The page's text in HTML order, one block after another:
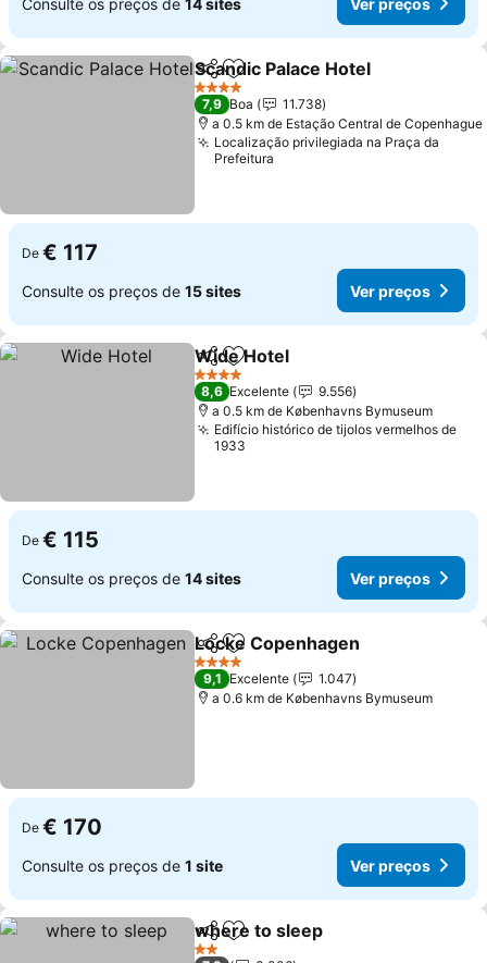
PartilharAdicionar aos favoritos
Scandic Palace Hotel
4 Estrelas
7,9 Boa
11.738
a 0.5 km de Estação Central de Copenhague
Localização privilegiada na Praça da
Prefeitura
De € 117
Consulte os preços de 15 sites Ver preços
PartilharAdicionar aos favoritos
Wide Hotel
4 Estrelas
8,6 Excelente
9.556
a 0.5 km de Københavns Bymuseum
Edifício histórico de tijolos vermelhos de
1933
De € 115
Consulte os preços de 14 sites Ver preços
PartilharAdicionar aos favoritos
Locke Copenhagen
4 Estrelas
9,1 Excelente
1.047
a 0.6 km de Københavns Bymuseum
De € 170
Consulte os preços de 1 site Ver preços
PartilharAdicionar aos favoritos
where to sleep
2 Estrelas